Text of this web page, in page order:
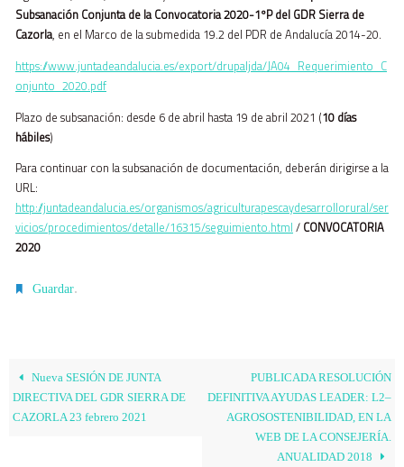
Subsanación Conjunta de la Convocatoria 2020-1ºP del GDR Sierra de
Cazorla, en el Marco de la submedida 19.2 del PDR de Andalucía 2014-20.
https://www.juntadeandalucia.es/export/drupaljda/JA04_Requerimiento_C
onjunto_2020.pdf
Plazo de subsanación: desde 6 de abril hasta 19 de abril 2021 (10 días
hábiles)
Para continuar con la subsanación de documentación, deberán dirigirse a la
URL:
http://juntadeandalucia.es/organismos/agriculturapescaydesarrollorural/ser
vicios/procedimientos/detalle/16315/seguimiento.html / CONVOCATORIA
2020
Guardar.
Nueva SESIÓN DE JUNTA
DIRECTIVA DEL GDR SIERRA DE
CAZORLA 23 febrero 2021
PUBLICADA RESOLUCIÓN
DEFINITIVA AYUDAS LEADER: L2–
AGROSOSTENIBILIDAD, EN LA
WEB DE LA CONSEJERÍA.
ANUALIDAD 2018